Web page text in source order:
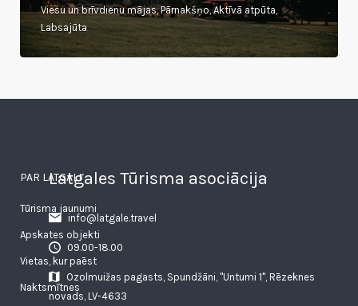
Viesu un brīvdienu mājas, Pārnakšņo, Aktīvā atpūta,
Labsajūta
Latgales Tūrisma asociācija
info@latgale.travel
09.00-18.00
Ozolmuižas pagasts, Spundžāni, "Untumi 1", Rēzeknes
novads, LV-4633
PAR LATGALI
Tūrisma jaunumi
Apskates objekti
Vietas, kur paēst
Naktsmītnes